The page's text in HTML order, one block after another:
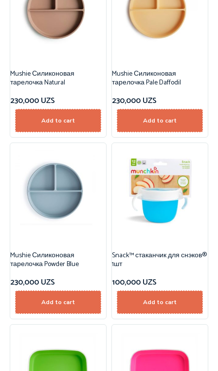
Mushie Силиконовая
тарелочка Natural
230,000UZS
Add to cart
Mushie Силиконовая
тарелочка Pale Daffodil
230,000UZS
Add to cart
Mushie Силиконовая
тарелочка Powder Blue
230,000UZS
Add to cart
Snack™ стаканчик для снэков®
1шт
100,000UZS
Add to cart